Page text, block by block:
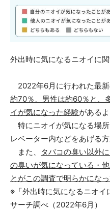
外出時に気になるニオイに
2022年6月に行われた最新
約70％、男性は約60％と、
イが気になった経験があるよ
特にニオイが気になる場
レベーター内などをあげる方
また、
タバコの臭い以外
の臭いが気になっている・
とがこの調査で明らかにな
※「外出時に気になるニオイ
サーチ調べ（2022年6月）